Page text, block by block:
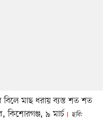
মাছ ধরায় ব্যস্ত শত শত
কিশোরগঞ্জ, ৯ মার্চ
ছবি: